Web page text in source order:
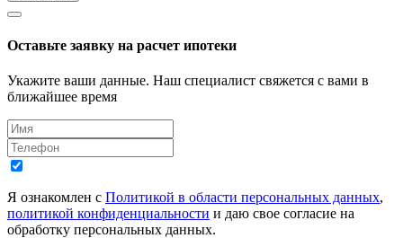
Оставьте заявку на расчет ипотеки
Укажите ваши данные. Наш специалист свяжется с вами в
ближайшее время
Я ознакомлен с Политикой в области персональных данных,
политикой конфиденциальности и даю свое согласие на
обработку персональных данных.